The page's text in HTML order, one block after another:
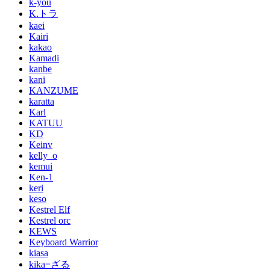
k-you
K.トラ
kaei
Kairi
kakao
Kamadi
kanbe
kani
KANZUME
karatta
Karl
KATUU
KD
Keinv
kelly_o
kemui
Ken-1
keri
keso
Kestrel Elf
Kestrel orc
KEWS
Keyboard Warrior
kiasa
kika=ざる